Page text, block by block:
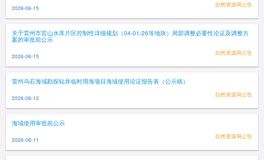
2026-06-15 自然资源局公告
关于雷州市官山水库片区控制性详细规划（04-01-26等地块）局部调整必要性论证及调整方
案的审批前公示
2026-06-15 自然资源局公告
雷州乌石海域勘探钻井临时用海项目海域使用论证报告表（公示稿）
2026-06-12 自然资源局公告
海域使用审批前公示
2026-06-11 自然资源局公告